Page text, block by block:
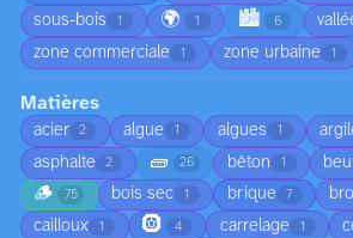
sous-bois 1 🌍 1 🏙️ 6
zone commerciale 1 zone urbaine 1
Matières
acier 2 algue 1 algues 1
asphalte 2 🧱 26 bêton 1
🪵 75 bois sec 1 brique 7
cailloux 1 🛞 4 carrelage 1